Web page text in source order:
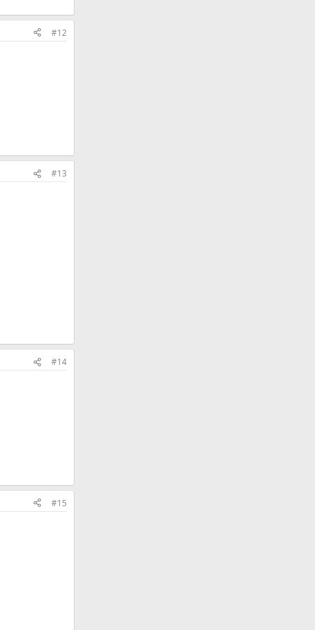
#12
#13
#14
#15